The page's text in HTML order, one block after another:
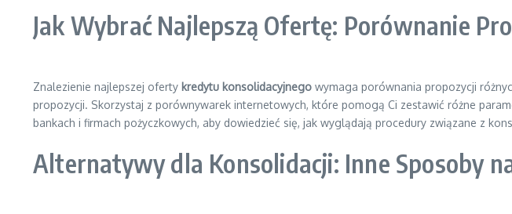
Jak Wybrać Najlepszą Ofertę: Porównanie
Znalezienie najlepszej oferty kredytu konsolidacyjnego wymaga porównania propozycji
propozycji. Skorzystaj z porównywarek internetowych, które pomogą Ci zestawić różne
bankach i firmach pożyczkowych, aby dowiedzieć się, jak wyglądają procedury związane z
Alternatywy dla Konsolidacji: Inne Sposoby